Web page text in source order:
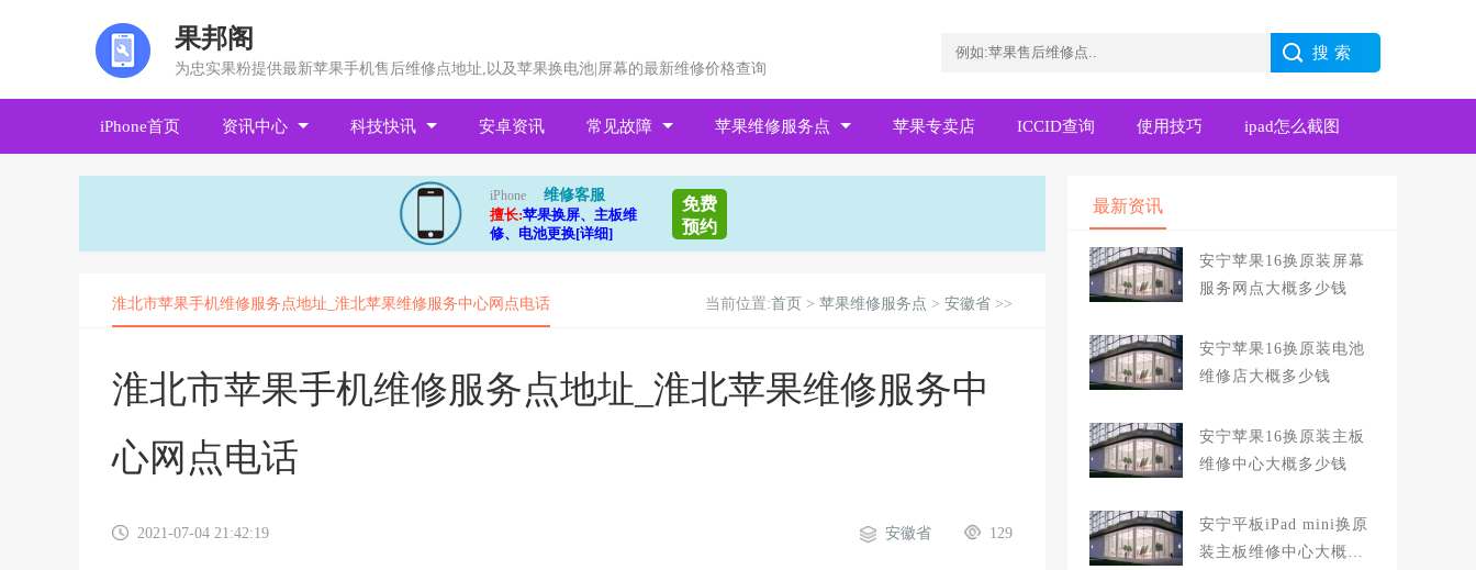
果邦阁
为忠实果粉提供最新苹果手机售后维修点地址,以及苹果换电池|屏幕的最新维修价格查询
iPhone首页 资讯中心 科技快讯 安卓资讯 常见故障 苹果维修服务点 苹果专卖店 ICCID查询 使用技巧 ipad怎么截图
iPhone
维修客服
擅长:苹果换屏、主板维
修、电池更换[详细]
免费
预约
淮北市苹果手机维修服务点地址_淮北苹果维修服务中心网点电话 当前位置:首页 > 苹果维修服务点 > 安徽省>>
淮北市苹果手机维修服务点地址_淮北苹果维修服务中
心网点电话
2021-07-04 21:42:19 129
安徽省
最新资讯
安宁苹果16换原装屏幕
服务网点大概多少钱
安宁苹果16换原装电池
维修店大概多少钱
安宁苹果16换原装主板
维修中心大概多少钱
安宁平板iPad mini换原
装主板维修中心大概多